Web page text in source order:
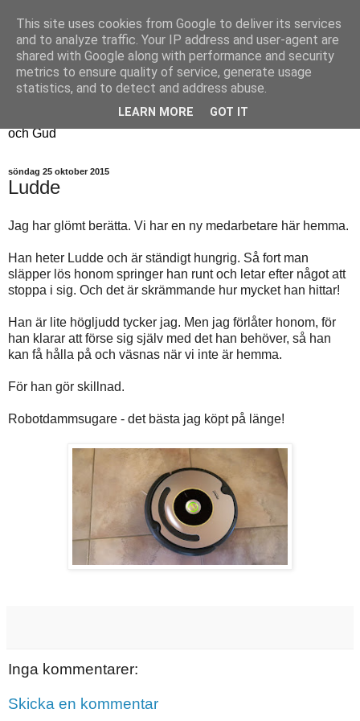
Fyren
Fyren finns för att sprida ljus i mörkret
För att påminna om guldkanterna i tillvaron
Här samsas jakt, hantverk, odling, och andra tankar om livet
och Gud
söndag 25 oktober 2015
Ludde
Jag har glömt berätta. Vi har en ny medarbetare här hemma.
Han heter Ludde och är ständigt hungrig. Så fort man
släpper lös honom springer han runt och letar efter något att
stoppa i sig. Och det är skrämmande hur mycket han hittar!
Han är lite högljudd tycker jag. Men jag förlåter honom, för
han klarar att förse sig själv med det han behöver, så han
kan få hålla på och väsnas när vi inte är hemma.
För han gör skillnad.
Robotdammsugare - det bästa jag köpt på länge!
Inga kommentarer:
Skicka en kommentar
This site uses cookies from Google to deliver its services
and to analyze traffic. Your IP address and user-agent are
shared with Google along with performance and security
metrics to ensure quality of service, generate usage
statistics, and to detect and address abuse.
LEARN MORE GOT IT